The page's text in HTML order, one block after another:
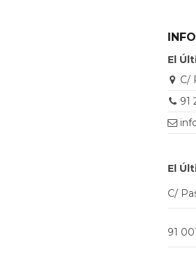
El
C/
91
El
C/
91